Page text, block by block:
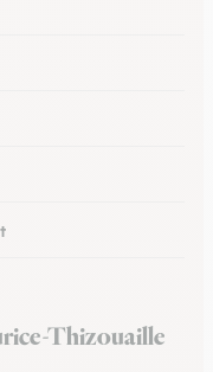
Thizouaille